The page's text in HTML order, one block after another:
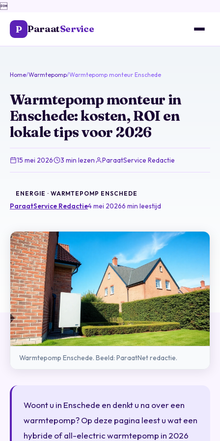

P ParaatService
Home/Warmtepomp/Warmtepomp monteur Enschede
Warmtepomp monteur in
Enschede: kosten, ROI en
lokale tips voor 2026
15 mei 2026· 3 min lezen· ParaatService Redactie
ENERGIE · WARMTEPOMP ENSCHEDE
ParaatService Redactie4 mei 20266 min leestijd
Warmtepomp Enschede. Beeld: ParaatNet redactie.
Woont u in Enschede en denkt u na over een
warmtepomp? Op deze pagina leest u wat een
hybride of all-electric warmtepomp in 2026